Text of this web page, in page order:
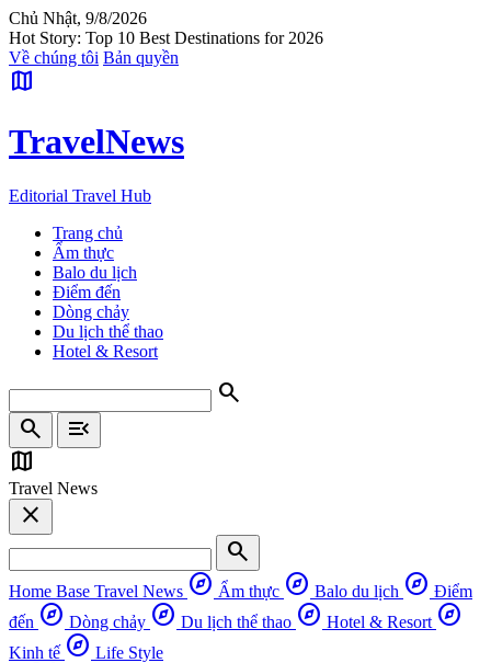
Chủ Nhật, 9/8/2026
Hot Story: Top 10 Best Destinations for 2026
Về chúng tôi Bản quyền
map
TravelNews
Editorial Travel Hub
Trang chủ
Ẩm thực
Balo du lịch
Điểm đến
Dòng chảy
Du lịch thể thao
Hotel & Resort
search
search
menu_open
map
Travel News
close
search
Home Base Travel News explore Ẩm thực explore Balo du lịch explore Điểm
đến explore Dòng chảy explore Du lịch thể thao explore Hotel & Resort explore
Kinh tế explore Life Style